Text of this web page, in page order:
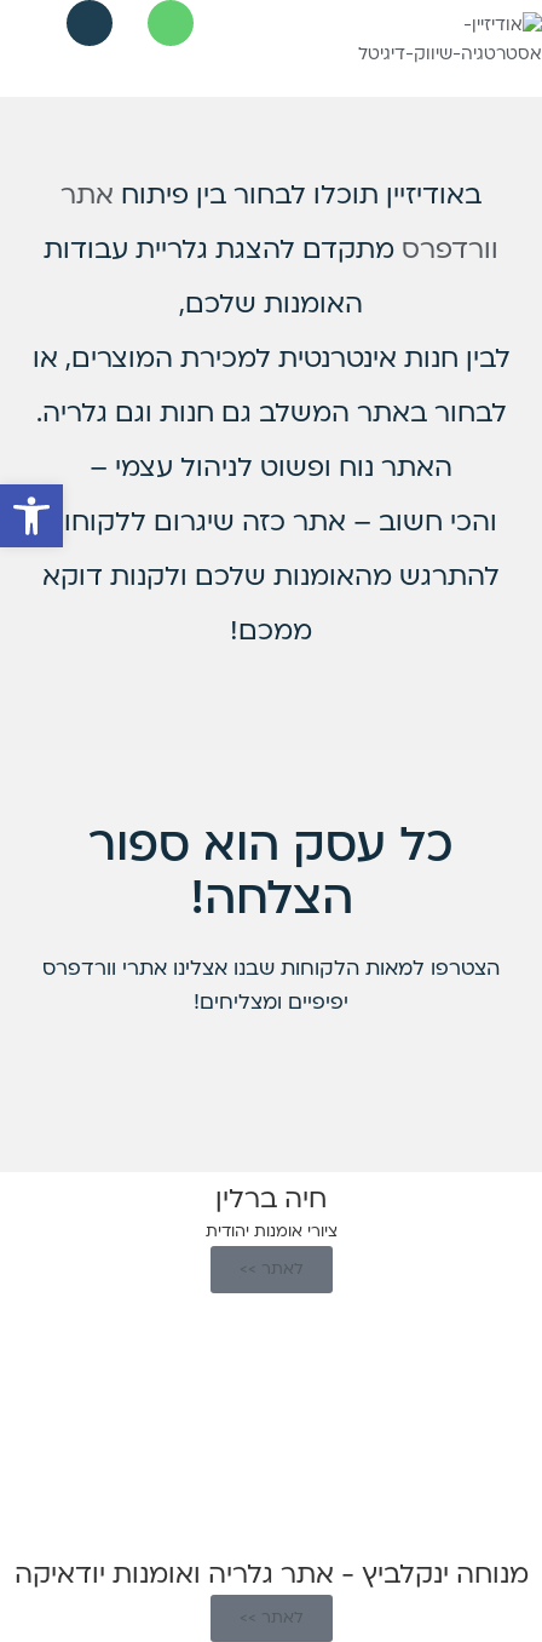
באודיזיין תוכלו לבחור בין פיתוח אתר
וורדפרס מתקדם להצגת גלריית עבודות
האומנות שלכם,
לבין חנות אינטרנטית למכירת המוצרים, או
לבחור באתר המשלב גם חנות וגם גלריה.
האתר נוח ופשוט לניהול עצמי –
והכי חשוב – אתר כזה שיגרום ללקוחות
להתרגש מהאומנות שלכם ולקנות דוקא
ממכם!
כל עסק הוא ספור
הצלחה!
הצטרפו למאות הלקוחות שבנו אצלינו אתרי וורדפרס
יפיפיים ומצליחים!
חיה ברלין
ציורי אומנות יהודית
לאתר >>
מנוחה ינקלביץ - אתר גלריה ואומנות יודאיקה
לאתר >>
פתח